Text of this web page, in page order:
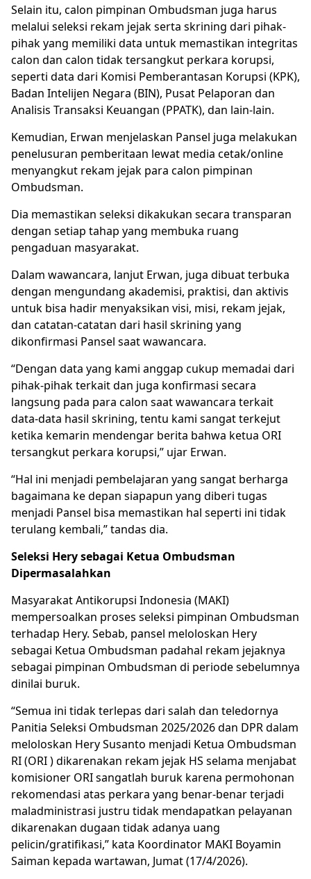
Selain itu, calon pimpinan Ombudsman juga harus
melalui seleksi rekam jejak serta skrining dari pihak-
pihak yang memiliki data untuk memastikan integritas
calon dan calon tidak tersangkut perkara korupsi,
seperti data dari Komisi Pemberantasan Korupsi (KPK),
Badan Intelijen Negara (BIN), Pusat Pelaporan dan
Analisis Transaksi Keuangan (PPATK), dan lain-lain.
Kemudian, Erwan menjelaskan Pansel juga melakukan
penelusuran pemberitaan lewat media cetak/online
menyangkut rekam jejak para calon pimpinan
Ombudsman.
Dia memastikan seleksi dikakukan secara transparan
dengan setiap tahap yang membuka ruang
pengaduan masyarakat.
Dalam wawancara, lanjut Erwan, juga dibuat terbuka
dengan mengundang akademisi, praktisi, dan aktivis
untuk bisa hadir menyaksikan visi, misi, rekam jejak,
dan catatan-catatan dari hasil skrining yang
dikonfirmasi Pansel saat wawancara.
“Dengan data yang kami anggap cukup memadai dari
pihak-pihak terkait dan juga konfirmasi secara
langsung pada para calon saat wawancara terkait
data-data hasil skrining, tentu kami sangat terkejut
ketika kemarin mendengar berita bahwa ketua ORI
tersangkut perkara korupsi,” ujar Erwan.
“Hal ini menjadi pembelajaran yang sangat berharga
bagaimana ke depan siapapun yang diberi tugas
menjadi Pansel bisa memastikan hal seperti ini tidak
terulang kembali,” tandas dia.
Seleksi Hery sebagai Ketua Ombudsman
Dipermasalahkan
Masyarakat Antikorupsi Indonesia (MAKI)
mempersoalkan proses seleksi pimpinan Ombudsman
terhadap Hery. Sebab, pansel meloloskan Hery
sebagai Ketua Ombudsman padahal rekam jejaknya
sebagai pimpinan Ombudsman di periode sebelumnya
dinilai buruk.
“Semua ini tidak terlepas dari salah dan teledornya
Panitia Seleksi Ombudsman 2025/2026 dan DPR dalam
meloloskan Hery Susanto menjadi Ketua Ombudsman
RI (ORI ) dikarenakan rekam jejak HS selama menjabat
komisioner ORI sangatlah buruk karena permohonan
rekomendasi atas perkara yang benar-benar terjadi
maladministrasi justru tidak mendapatkan pelayanan
dikarenakan dugaan tidak adanya uang
pelicin/gratifikasi,” kata Koordinator MAKI Boyamin
Saiman kepada wartawan, Jumat (17/4/2026).